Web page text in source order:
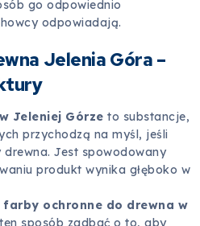
go odpowiednio
odpowiadają.
Jelenia Góra –
Jeleniej Górze to substancje,
przychodzą na myśl, jeśli
Jest spowodowany
produkt wynika głęboko w
farby ochronne do drewna w
sposób zadbać o to, aby